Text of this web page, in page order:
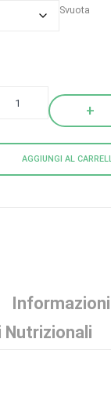
Svuota
AGGIUNGI AL
Nutrizionali